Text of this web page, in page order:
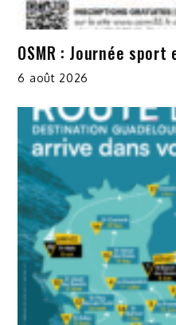
OSMR : Journée
6 août 2026